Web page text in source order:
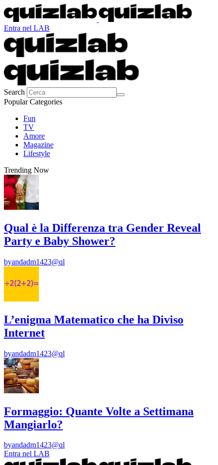
Entra nel LAB
Search
Popular Categories
Fun
TV
Amore
Magazine
Lifestyle
Trending Now
Qual è la Differenza tra Gender Reveal
Party e Baby Shower?
byandadm1423@ql
L’enigma Matematico che ha Diviso
Internet
byandadm1423@ql
Formaggio: Quante Volte a Settimana
Mangiarlo?
byandadm1423@ql
Entra nel LAB